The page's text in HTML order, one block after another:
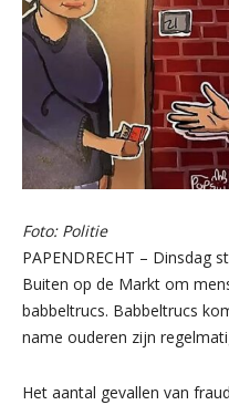
Foto: Politie
PAPENDRECHT – Dinsdag
Buiten op de Markt om
babbeltrucs. Babbeltrucs
name ouderen zijn
Het aantal gevallen van